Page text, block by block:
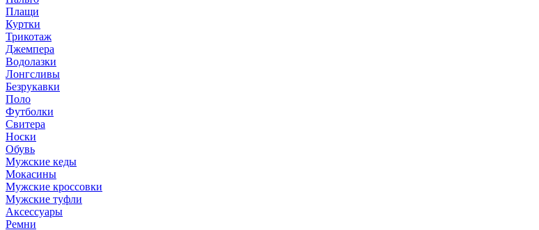
Плащи
Куртки
Трикотаж
Джемпера
Водолазки
Лонгсливы
Безрукавки
Поло
Футболки
Свитера
Носки
Обувь
Мужские кеды
Мокасины
Мужские кроссовки
Мужские туфли
Аксессуары
Ремни